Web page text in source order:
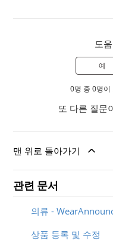
도
예
0명 중 0명이
또 다른 질문
맨 위로 돌아가기
관련 문서
의류 -
상품 등록 및 수정